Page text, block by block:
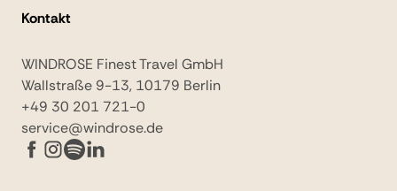
Kontakt
WINDROSE Finest Travel GmbH
Wallstraße 9-13, 10179 Berlin
+49 30 201 721-0
service@windrose.de